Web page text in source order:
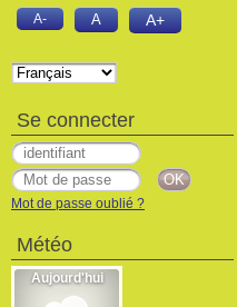
A- A A+
Se connecter
Mot de passe oublié ?
Météo